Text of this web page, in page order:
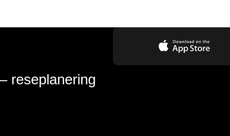
reseplanering